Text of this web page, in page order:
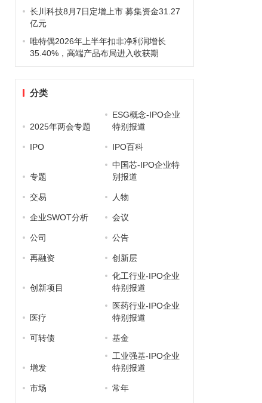
长川科技8月7日定增上市 募集资金31.27
亿元
唯特偶2026年上半年扣非净利润增长
35.40%，高端产品布局进入收获期
分类
2025年两会专题
ESG概念-IPO企业
特别报道
IPO IPO百科
专题
中国芯-IPO企业特
别报道
交易 人物
企业SWOT分析 会议
公司 公告
再融资 创新层
创新项目
化工行业-IPO企业
特别报道
医疗
医药行业-IPO企业
特别报道
可转债 基金
增发
工业强基-IPO企业
特别报道
市场 常年